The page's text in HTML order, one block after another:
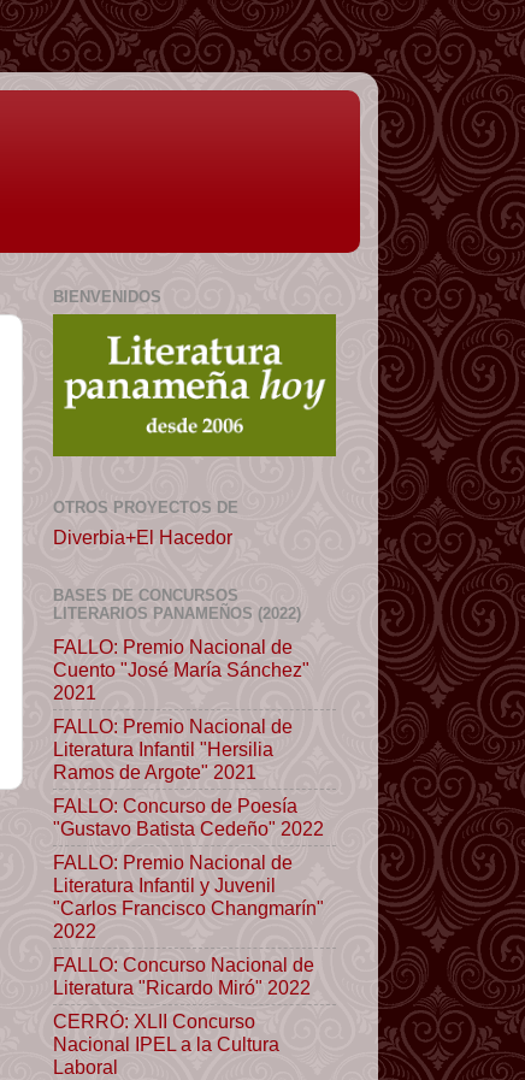
BIENVENIDOS
OTROS PROYECTOS DE
Diverbia+El Hacedor
BASES DE CONCURSOS
LITERARIOS PANAMEÑOS (2022)
FALLO: Premio Nacional de
Cuento "José María Sánchez"
2021
FALLO: Premio Nacional de
Literatura Infantil "Hersilia
Ramos de Argote" 2021
FALLO: Concurso de Poesía
"Gustavo Batista Cedeño" 2022
FALLO: Premio Nacional de
Literatura Infantil y Juvenil
"Carlos Francisco Changmarín"
2022
FALLO: Concurso Nacional de
Literatura "Ricardo Miró" 2022
CERRÓ: XLII Concurso
Nacional IPEL a la Cultura
Laboral